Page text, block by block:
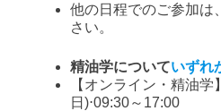
他の日程でのご参加は
さい。
精油学についていずれ
【オンライン・精油学
日)⋅09:30～17:00